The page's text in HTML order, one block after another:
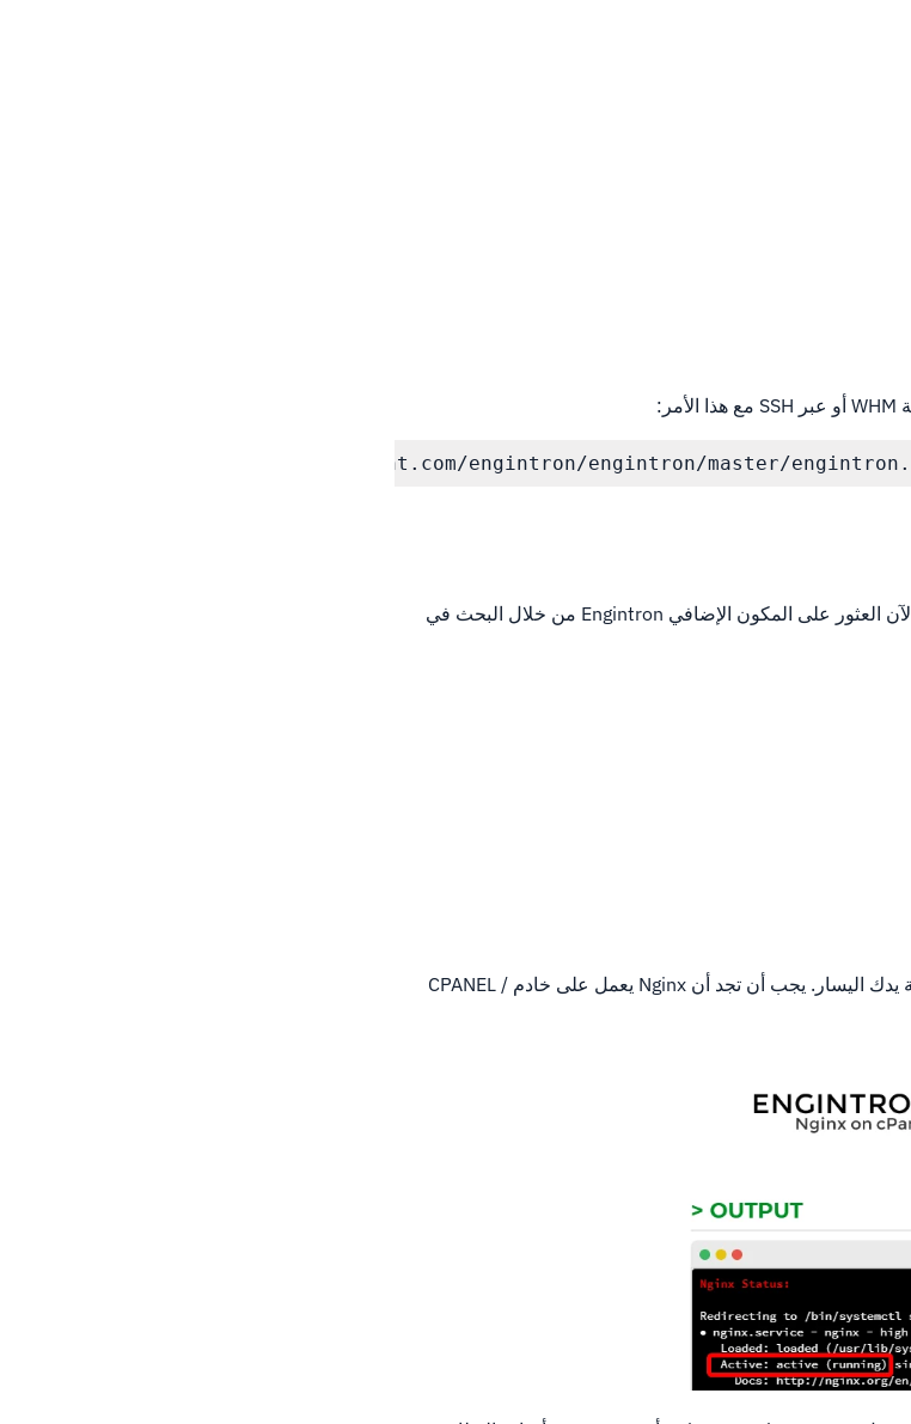
https://raw.githubusercontent.com/engintron/engintron/master/
عند اكتمال التثبيت ، قم بتحديث WHM. يمكنك الآن العثور على المكون الإضافي Engintron من خلال البحث في
على جهة يدك اليسار. يجب أن تجد أن Nginx يعمل على خادم CPANEL /